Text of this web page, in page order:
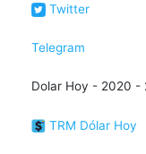
Twitter
Telegram
Dolar Hoy - 2020 -
TRM Dólar Hoy